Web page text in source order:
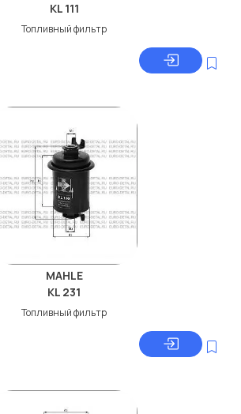
KL 111
Топливный фильтр
MAHLE
KL 231
Топливный фильтр